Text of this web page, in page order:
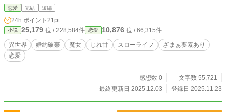
た。 小さなステップが世界を動かす。 風の魔女が奏でる、恋と再生の物語。
恋愛 完結 短編
24h.ポイント 21pt
小説 25,179 位 / 228,584件 恋愛 10,876 位 / 66,315件
異世界 婚約破棄 魔女 じれ甘 スローライフ
ざまぁ要素あり
恋愛
感想数 0
文字数 55,721
最終更新日 2025.12.03
登録日 2025.11.23